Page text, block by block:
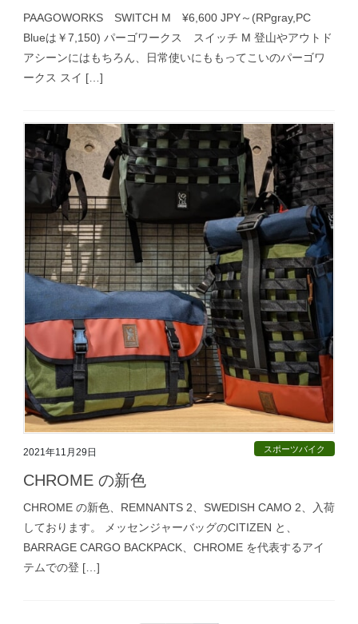
PAAGOWORKS SWITCH M ¥6,600 JPY～(RPgray,PC
Blueは￥7,150) パーゴワークス スイッチ M 登山やアウトド
アシーンにはもちろん、日常使いにももってこいのパーゴワ
ークス スイ […]
2021年11月29日 スポーツバイク
CHROME の新色
CHROME の新色、REMNANTS 2、SWEDISH CAMO 2、入荷
しております。 メッセンジャーバッグのCITIZEN と、
BARRAGE CARGO BACKPACK、CHROME を代表するアイ
テムでの登 […]